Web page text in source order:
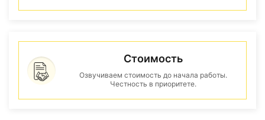
Стоимость
Озвучиваем стоимость до начала работы.
Честность в приоритете.